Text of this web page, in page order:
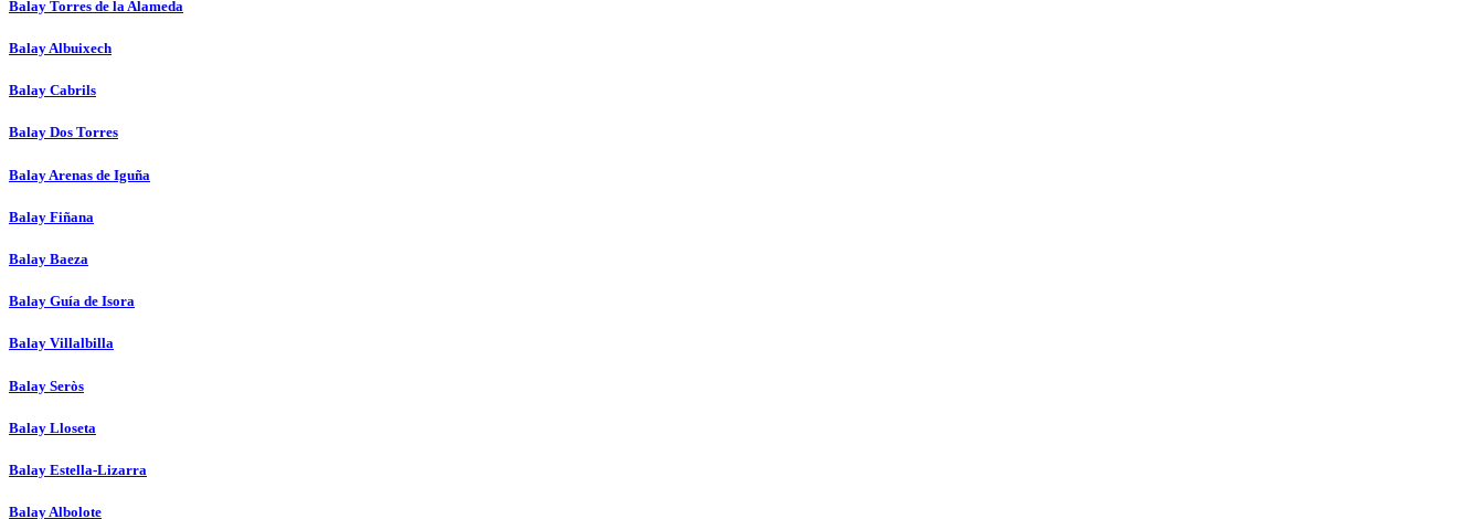
Balay Torres de la Alameda
Balay Albuixech
Balay Cabrils
Balay Dos Torres
Balay Arenas de Iguña
Balay Fiñana
Balay Baeza
Balay Guía de Isora
Balay Villalbilla
Balay Seròs
Balay Lloseta
Balay Estella-Lizarra
Balay Albolote